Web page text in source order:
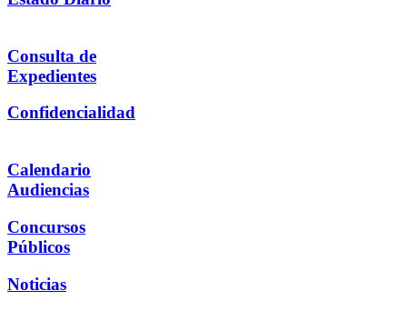
Consulta de
Expedientes
Confidencialidad
Calendario
Audiencias
Concursos
Públicos
Noticias